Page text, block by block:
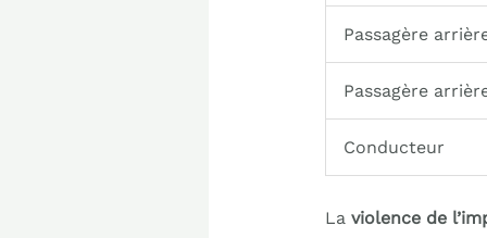
Passagère
Passagère
Conducteur
La violence de